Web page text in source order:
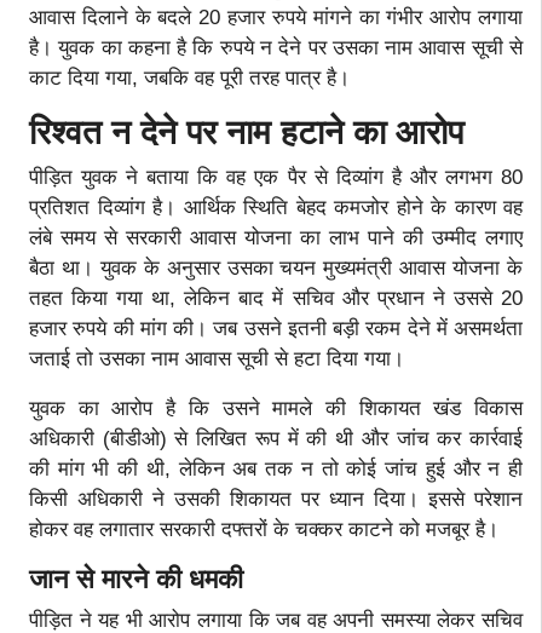
आवास दिलाने के बदले 20 हजार रुपये मांगने का गंभीर आरोप लगाया
है। युवक का कहना है कि रुपये न देने पर उसका नाम आवास सूची से
काट दिया गया, जबकि वह पूरी तरह पात्र है।
रिश्वत न देने पर नाम हटाने का आरोप
पीड़ित युवक ने बताया कि वह एक पैर से दिव्यांग है और लगभग 80
प्रतिशत दिव्यांग है। आर्थिक स्थिति बेहद कमजोर होने के कारण वह
लंबे समय से सरकारी आवास योजना का लाभ पाने की उम्मीद लगाए
बैठा था। युवक के अनुसार उसका चयन मुख्यमंत्री आवास योजना के
तहत किया गया था, लेकिन बाद में सचिव और प्रधान ने उससे 20
हजार रुपये की मांग की। जब उसने इतनी बड़ी रकम देने में असमर्थता
जताई तो उसका नाम आवास सूची से हटा दिया गया।
युवक का आरोप है कि उसने मामले की शिकायत खंड विकास
अधिकारी (बीडीओ) से लिखित रूप में की थी और जांच कर कार्रवाई
की मांग भी की थी, लेकिन अब तक न तो कोई जांच हुई और न ही
किसी अधिकारी ने उसकी शिकायत पर ध्यान दिया। इससे परेशान
होकर वह लगातार सरकारी दफ्तरों के चक्कर काटने को मजबूर है।
जान से मारने की धमकी
पीड़ित ने यह भी आरोप लगाया कि जब वह अपनी समस्या लेकर सचिव